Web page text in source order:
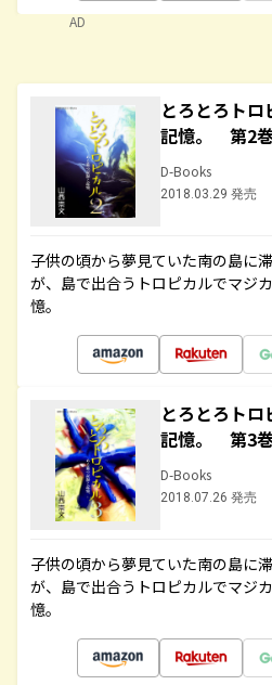
AD
とろとろト
記憶。 第2
D-Books
2018.03.29 発売
子供の頃から夢見ていた南の島に
が、島で出合うトロピカルでマジ
憶。
とろとろト
記憶。 第3
D-Books
2018.07.26 発売
子供の頃から夢見ていた南の島に
が、島で出合うトロピカルでマジ
憶。